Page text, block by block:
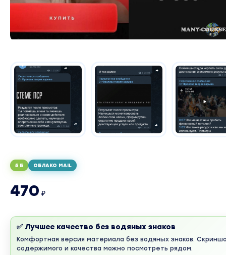
5 Б ОБЛАКО MAIL
470 ₽
✅ Лучшее качество без водяных знаков
Комфортная версия материала без водяных знаков.
содержимого и качества можно посмотреть рядом.